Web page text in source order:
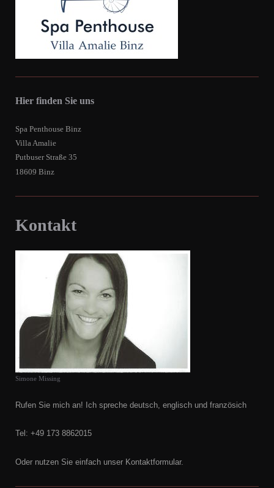
Hier finden Sie uns
Spa Penthouse Binz
Villa Amalie
Putbuser Straße 35
18609 Binz
Kontakt
Simone Missing
Rufen Sie mich an! Ich spreche deutsch, englisch und französich
Tel: +49 173 8862015
Oder nutzen Sie einfach unser Kontaktformular.